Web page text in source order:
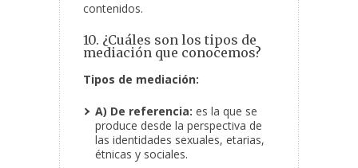
contenidos.
10. ¿Cuáles son los tipos de
mediación que conocemos?
Tipos de mediación:
A) De referencia: es la que se
produce desde la perspectiva de
las identidades sexuales, etarias,
étnicas y sociales.